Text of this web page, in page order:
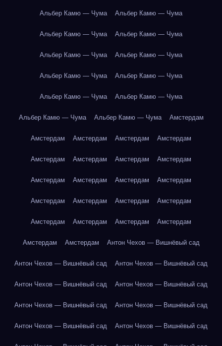
Альбер Камю — Чума Альбер Камю — Чума
Альбер Камю — Чума Альбер Камю — Чума
Альбер Камю — Чума Альбер Камю — Чума
Альбер Камю — Чума Альбер Камю — Чума
Альбер Камю — Чума Альбер Камю — Чума
Альбер Камю — Чума Альбер Камю — Чума Амстердам
Амстердам Амстердам Амстердам Амстердам
Амстердам Амстердам Амстердам Амстердам
Амстердам Амстердам Амстердам Амстердам
Амстердам Амстердам Амстердам Амстердам
Амстердам Амстердам Амстердам Амстердам
Амстердам Амстердам Антон Чехов — Вишнёвый сад
Антон Чехов — Вишнёвый сад Антон Чехов — Вишнёвый сад
Антон Чехов — Вишнёвый сад Антон Чехов — Вишнёвый сад
Антон Чехов — Вишнёвый сад Антон Чехов — Вишнёвый сад
Антон Чехов — Вишнёвый сад Антон Чехов — Вишнёвый сад